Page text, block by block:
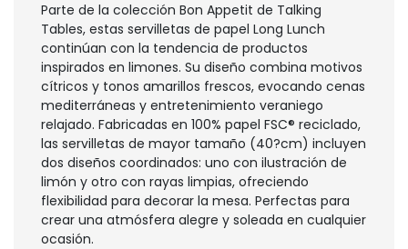
Parte de la colección Bon Appetit de Talking
Tables, estas servilletas de papel Long Lunch
continúan con la tendencia de productos
inspirados en limones. Su diseño combina motivos
cítricos y tonos amarillos frescos, evocando cenas
mediterráneas y entretenimiento veraniego
relajado. Fabricadas en 100% papel FSC® reciclado,
las servilletas de mayor tamaño (40?cm) incluyen
dos diseños coordinados: uno con ilustración de
limón y otro con rayas limpias, ofreciendo
flexibilidad para decorar la mesa. Perfectas para
crear una atmósfera alegre y soleada en cualquier
ocasión.